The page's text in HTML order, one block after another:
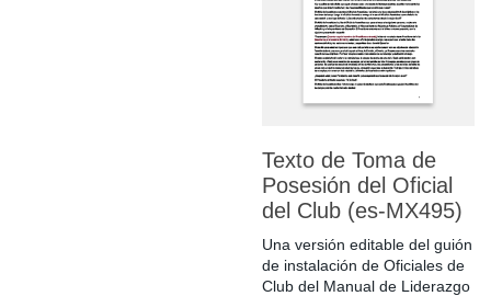
Texto de Toma de
Posesión del Oficial
del Club (es-MX495)
Una versión editable del guión
de instalación de Oficiales de
Club del Manual de Liderazgo